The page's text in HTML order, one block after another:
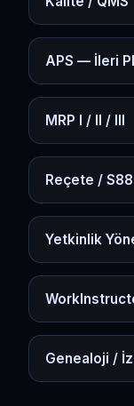
APS — İleri
MRP I / II / III
Reçete / S88
Yetkinlik
Genealoji /